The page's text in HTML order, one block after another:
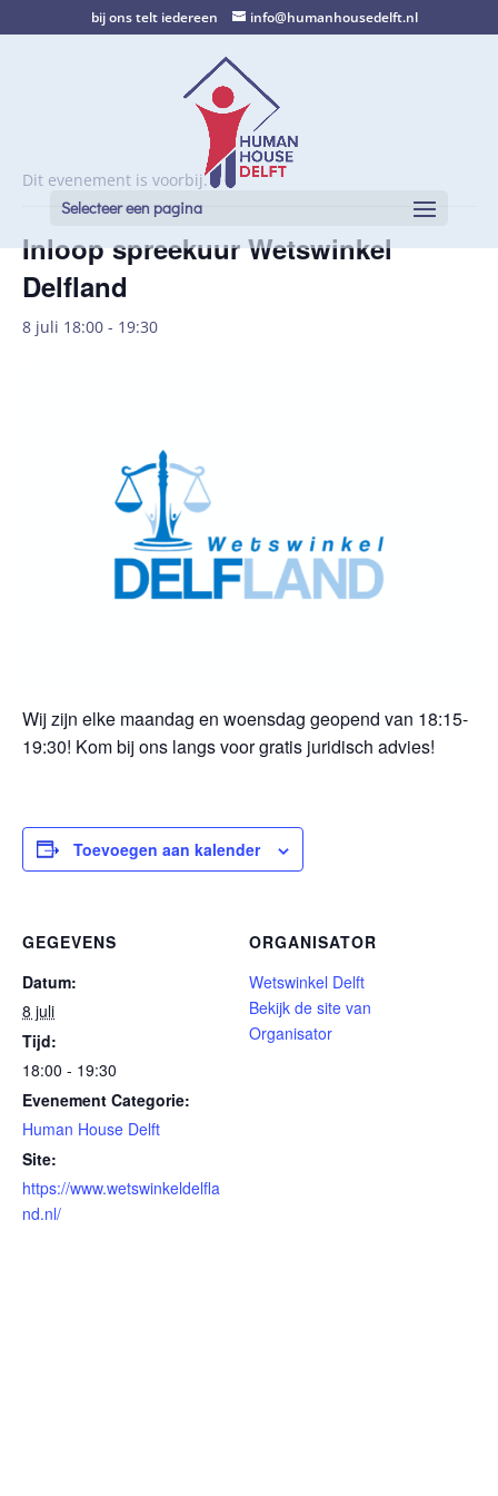
bij ons telt iedereen info@humanhousedelft.nl
Selecteer een pagina
Dit evenement is voorbij.
Inloop spreekuur Wetswinkel
Delfland
8 juli 18:00 - 19:30
Wij zijn elke maandag en woensdag geopend van 18:15-
19:30! Kom bij ons langs voor gratis juridisch advies!
Toevoegen aan kalender
GEGEVENS
Datum:
8 juli
Tijd:
18:00 - 19:30
Evenement Categorie:
Human House Delft
Site:
https://www.wetswinkeldelfla
nd.nl/
ORGANISATOR
Wetswinkel Delft
Bekijk de site van
Organisator